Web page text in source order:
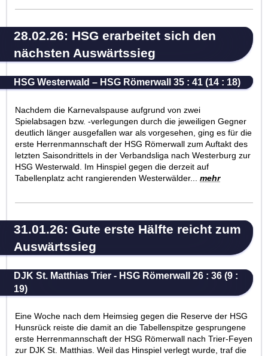
28.02.26: HSG erarbeitet sich den
nächsten Auswärtssieg
HSG Westerwald – HSG Römerwall 35 : 41 (14 : 18)
Nachdem die Karnevalspause aufgrund von zwei
Spielabsagen bzw. -verlegungen durch die jeweiligen Gegner
deutlich länger ausgefallen war als vorgesehen, ging es für die
erste Herrenmannschaft der HSG Römerwall zum Auftakt des
letzten Saisondrittels in der Verbandsliga nach Westerburg zur
HSG Westerwald. Im Hinspiel gegen die derzeit auf
Tabellenplatz acht rangierenden Westerwälder... mehr
31.01.26: Gute erste Hälfte reicht zum
Auswärtssieg
DJK St. Matthias Trier - HSG Römerwall 26 : 36 (9 :
19)
Eine Woche nach dem Heimsieg gegen die Reserve der HSG
Hunsrück reiste die damit an die Tabellenspitze gesprungene
erste Herrenmannschaft der HSG Römerwall nach Trier-Feyen
zur DJK St. Matthias. Weil das Hinspiel verlegt wurde, traf die